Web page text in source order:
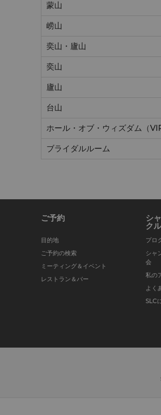
蒙山
崂山
奕山・廬山
奕山
廬山
台山
ホール・オブ・ウィズダム（
ブライダルルーム
ご予約
目的地
ご予約の検索
ミーティング＆イベント
レストラン＆バー
シ
クル
プロ
シャ
会
私の
よく
SLC